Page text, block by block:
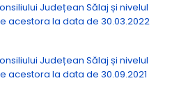
Județean Sălaj și nivelul
acestora la data de 30.03.2022
Județean Sălaj și nivelul
acestora la data de 30.09.2021